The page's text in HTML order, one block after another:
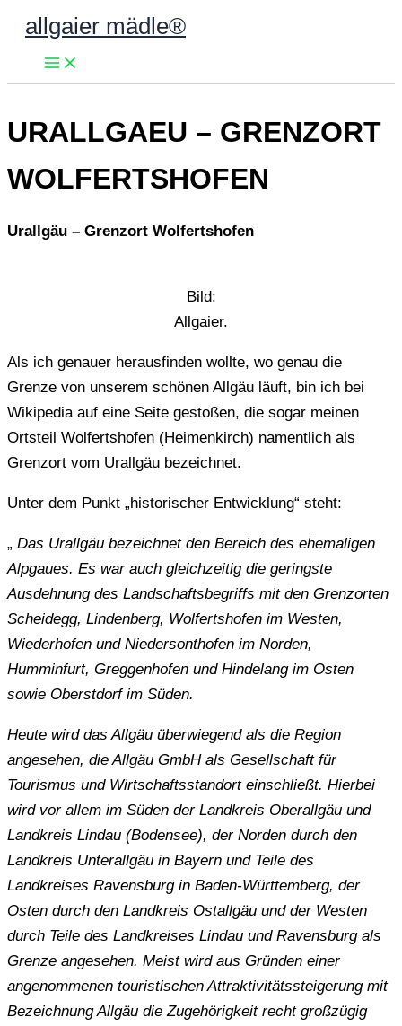
Zum
Inhalt
springen
allgaier mädle®
URALLGAEU – GRENZORT
WOLFERTSHOFEN
Urallgäu – Grenzort Wolfertshofen
Bild:
Allgaier.
Als ich genauer herausfinden wollte, wo genau die
Grenze von unserem schönen Allgäu läuft, bin ich bei
Wikipedia auf eine Seite gestoßen, die sogar meinen
Ortsteil Wolfertshofen (Heimenkirch) namentlich als
Grenzort vom Urallgäu bezeichnet.
Unter dem Punkt „historischer Entwicklung“ steht:
„ Das Urallgäu bezeichnet den Bereich des ehemaligen
Alpgaues. Es war auch gleichzeitig die geringste
Ausdehnung des Landschaftsbegriffs mit den Grenzorten
Scheidegg, Lindenberg, Wolfertshofen im Westen,
Wiederhofen und Niedersonthofen im Norden,
Humminfurt, Greggenhofen und Hindelang im Osten
sowie Oberstdorf im Süden.
Heute wird das Allgäu überwiegend als die Region
angesehen, die Allgäu GmbH als Gesellschaft für
Tourismus und Wirtschaftsstandort einschließt. Hierbei
wird vor allem im Süden der Landkreis Oberallgäu und
Landkreis Lindau (Bodensee), der Norden durch den
Landkreis Unterallgäu in Bayern und Teile des
Landkreises Ravensburg in Baden-Württemberg, der
Osten durch den Landkreis Ostallgäu und der Westen
durch Teile des Landkreises Lindau und Ravensburg als
Grenze angesehen. Meist wird aus Gründen einer
angenommenen touristischen Attraktivitätssteigerung mit
Bezeichnung Allgäu die Zugehörigkeit recht großzügig